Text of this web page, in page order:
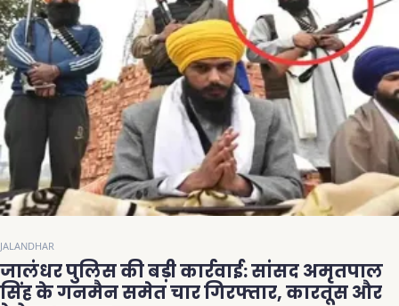
JALANDHAR
जालंधर पुलिस की बड़ी कार्रवाई: सांसद अमृतपाल
सिंह के गनमैन समेत चार गिरफ्तार, कारतूस और